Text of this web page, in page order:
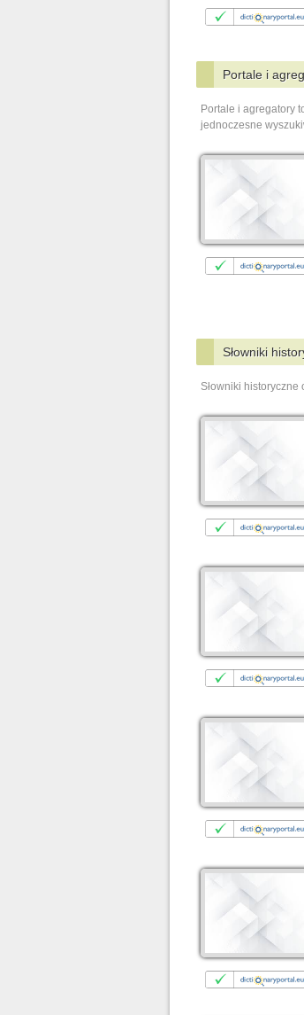
Portale i
Portale i agregatory
jednoczesne
Słowniki
Słowniki